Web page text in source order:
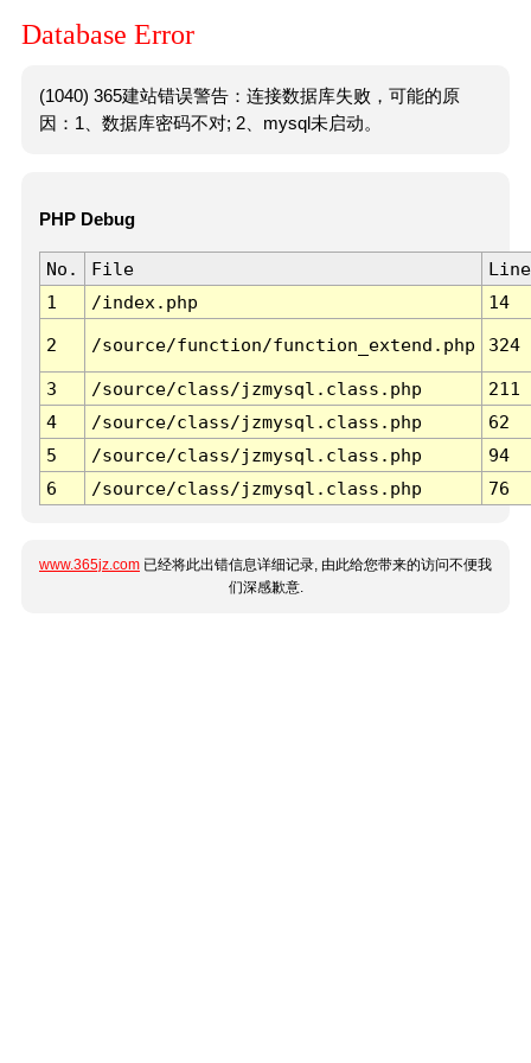
Database Error
(1040) 365建站错误警告：连接数据库失败，可能的原
因：1、数据库密码不对; 2、mysql未启动。
PHP Debug
No. File
Line
1
/index.php 14
2 /source/function/function_extend.php 324
3 /source/class/jzmysql.class.php
211
4
/source/class/jzmysql.class.php
62
5
/source/class/jzmysql.class.php
94
6
/source/class/jzmysql.class.php 76
www.365jz.com 已经将此出错信息详细记录, 由此给您带来的访问不便我
们深感歉意.